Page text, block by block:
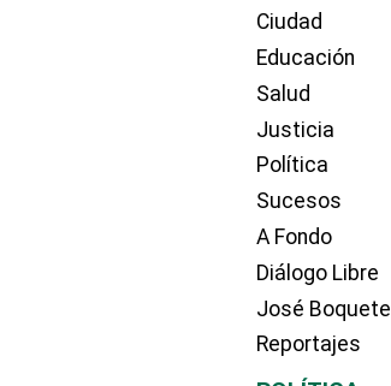
Ciudad
Educación
Salud
Justicia
Política
Sucesos
A Fondo
Diálogo Libre
José Boquete
Reportajes